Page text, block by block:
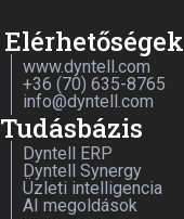
Elérhetőségek
www.dyntell.com
+36 (70) 635-8765
info@dyntell.com
Tudásbázis
Dyntell ERP
Dyntell Synergy
Üzleti intelligencia
AI megoldások